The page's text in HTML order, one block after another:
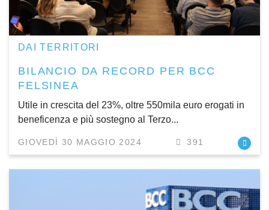
DAI TERRITORI
BILANCIO DA RECORD PER BCC
FELSINEA
Utile in crescita del 23%, oltre 550mila euro erogati in
beneficenza e più sostegno al Terzo...
GIOVEDÌ 30 MAGGIO 2024 391